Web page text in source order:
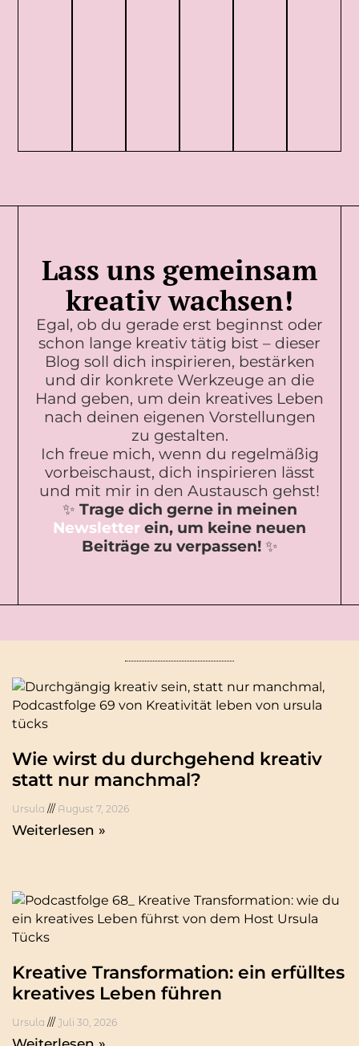
Lass uns gemeinsam
kreativ wachsen!
Egal, ob du gerade erst beginnst oder
schon lange kreativ tätig bist – dieser
Blog soll dich inspirieren, bestärken
und dir konkrete Werkzeuge an die
Hand geben, um dein kreatives Leben
nach deinen eigenen Vorstellungen
zu gestalten.
Ich freue mich, wenn du regelmäßig
vorbeischaust, dich inspirieren lässt
und mit mir in den Austausch gehst!
✨ Trage dich gerne in meinen
Newsletter ein, um keine neuen
Beiträge zu verpassen!✨
Wie wirst du durchgehend kreativ
statt nur manchmal?
Ursula August 7, 2026
Weiterlesen »
Kreative Transformation: ein erfülltes
kreatives Leben führen
Ursula Juli 30, 2026